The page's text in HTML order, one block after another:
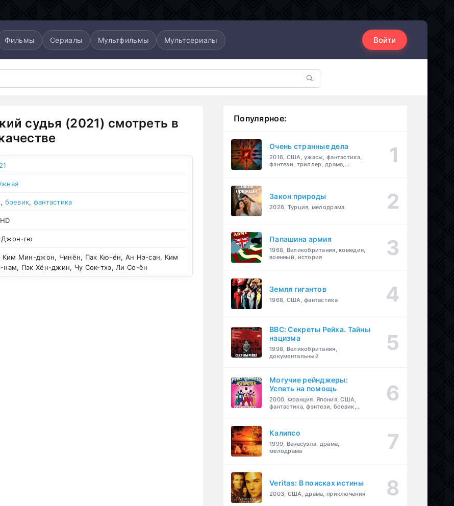
Фильмы Сериалы Мультфильмы Мультсериалы Войти
судья (2021) смотреть в
, боевик, фантастика
Джон-гю
Ким Мин-джон, Чинён, Пак Кю-ён, Ан Нэ-сан, Ким
нам, Пэк Хён-джин, Чу Сок-тхэ, Ли Со-ён
Популярное:
Очень странные дела
2016, США, ужасы, фантастика,
фэнтези, триллер, драма,
Закон природы
2026, Турция, мелодрама
Папашина армия
1968, Великобритания, комедия,
военный, история
Земля гигантов
1968, США, фантастика
BBC: Секреты Рейха. Тайны
нацизма
1998, Великобритания,
документальный
Могучие рейнджеры:
Успеть на помощь
2000, Франция, Япония, США,
фантастика, фэнтези, боевик,
Калипсо
1999, Венесуэла, драма,
мелодрама
Veritas: В поисках истины
2003, США, драма, приключения